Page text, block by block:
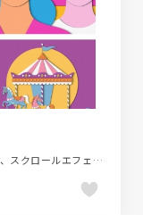
イラスト、カラフル、ギャラリー風、シンプル、スクロールエフェクト、デザイン・アート・音楽・文芸、ナチュラル、ホワイト系、ポップ、ポートフォリオ、動画が流れる